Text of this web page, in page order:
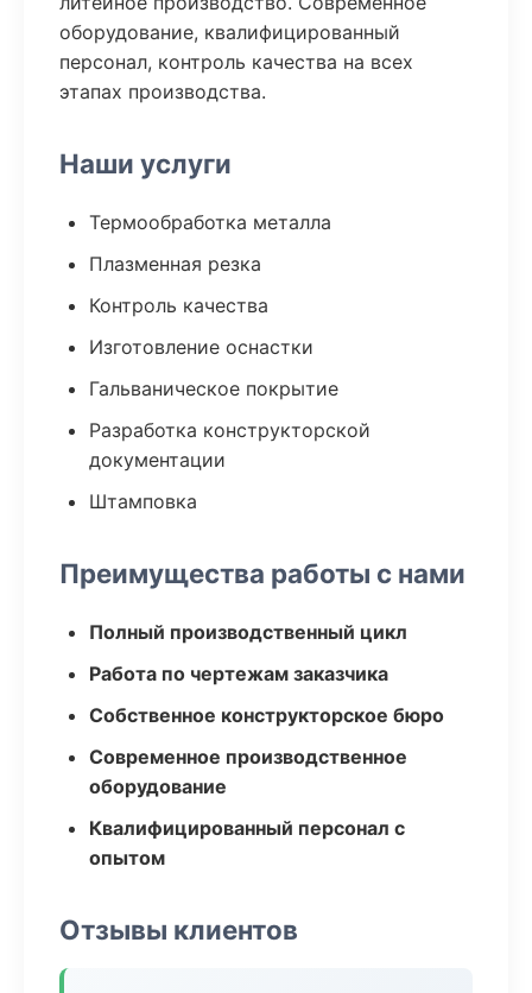
оборудование, квалифицированный
персонал, контроль качества на всех
этапах производства.
Наши услуги
Термообработка металла
Плазменная резка
Контроль качества
Изготовление оснастки
Гальваническое покрытие
Разработка конструкторской
документации
Штамповка
Преимущества работы с нами
Полный производственный цикл
Работа по чертежам заказчика
Собственное конструкторское бюро
Современное производственное
оборудование
Квалифицированный персонал с
опытом
Отзывы клиентов